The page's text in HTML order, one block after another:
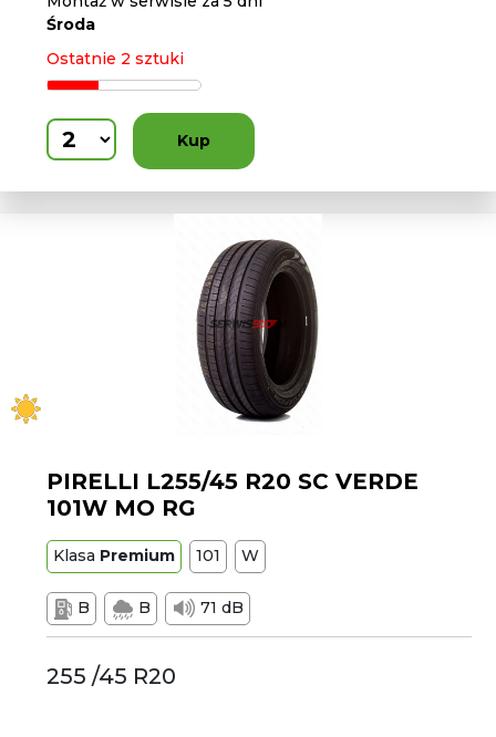
Środa
Ostatnie 2 sztuki
Kup
PIRELLI L255/45 R20 SC VERDE
101W MO RG
Klasa Premium 101 W
B B 71 dB
255 /45 R20